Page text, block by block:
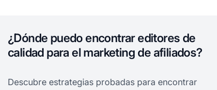
¿Dónde puedo encontrar editores de
calidad para el marketing de afiliados?
Descubre estrategias probadas para encontrar